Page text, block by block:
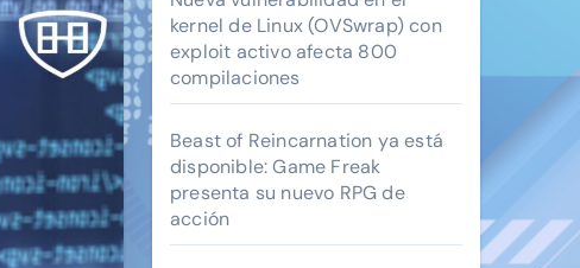
kernel de Linux (OVSwrap) con
exploit activo afecta 800
compilaciones
Beast of Reincarnation ya está
disponible: Game Freak
presenta su nuevo RPG de
acción